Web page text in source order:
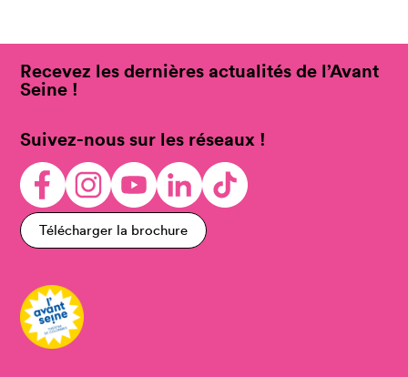
Recevez les dernières actualités de l’Avant
Seine !
Suivez-nous sur les réseaux !
Télécharger la brochure